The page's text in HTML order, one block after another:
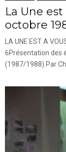
La Une
octobre
LA UNE EST A
6Présentation des
(1987/1988) Par